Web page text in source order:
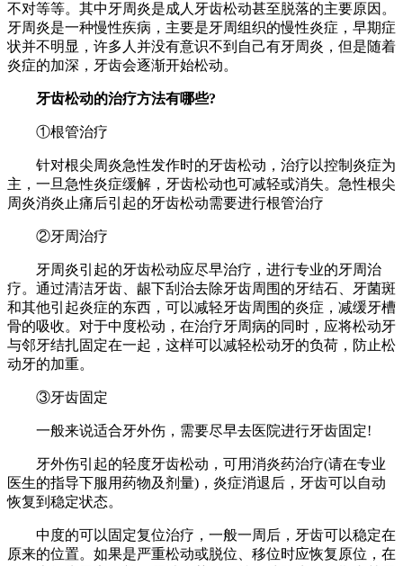
不对等等。其中牙周炎是成人牙齿松动甚至脱落的主要原因。
牙周炎是一种慢性疾病，主要是牙周组织的慢性炎症，早期症
状并不明显，许多人并没有意识不到自己有牙周炎，但是随着
炎症的加深，牙齿会逐渐开始松动。
牙齿松动的治疗方法有哪些?
①根管治疗
针对根尖周炎急性发作时的牙齿松动，治疗以控制炎症为
主，一旦急性炎症缓解，牙齿松动也可减轻或消失。急性根尖
周炎消炎止痛后引起的牙齿松动需要进行根管治疗
②牙周治疗
牙周炎引起的牙齿松动应尽早治疗，进行专业的牙周治
疗。通过清洁牙齿、龈下刮治去除牙齿周围的牙结石、牙菌斑
和其他引起炎症的东西，可以减轻牙齿周围的炎症，减缓牙槽
骨的吸收。对于中度松动，在治疗牙周病的同时，应将松动牙
与邻牙结扎固定在一起，这样可以减轻松动牙的负荷，防止松
动牙的加重。
③牙齿固定
一般来说适合牙外伤，需要尽早去医院进行牙齿固定!
牙外伤引起的轻度牙齿松动，可用消炎药治疗(请在专业
医生的指导下服用药物及剂量)，炎症消退后，牙齿可以自动
恢复到稳定状态。
中度的可以固定复位治疗，一般一周后，牙齿可以稳定在
原来的位置。如果是严重松动或脱位、移位时应恢复原位，在